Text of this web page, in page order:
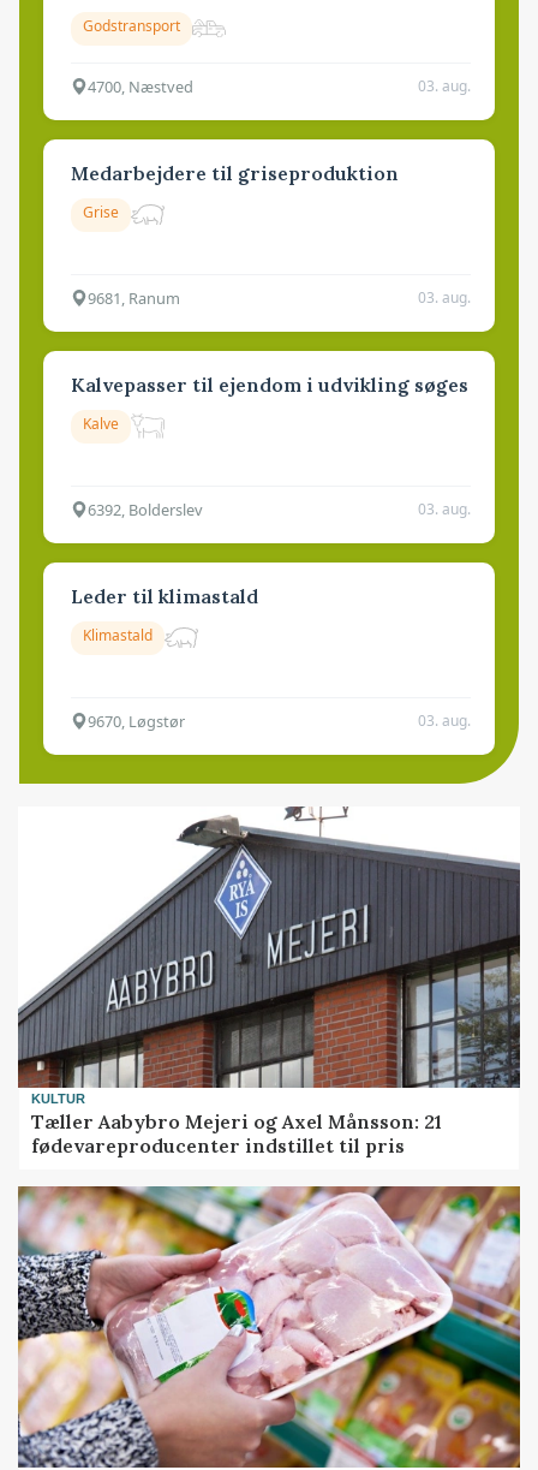
Godstransport
4700, Næstved 03. aug.
Medarbejdere til griseproduktion
Grise
9681, Ranum 03. aug.
Kalvepasser til ejendom i udvikling søges
Kalve
6392, Bolderslev 03. aug.
Leder til klimastald
Klimastald
9670, Løgstør 03. aug.
KULTUR
Tæller Aabybro Mejeri og Axel Månsson: 21
fødevareproducenter indstillet til pris